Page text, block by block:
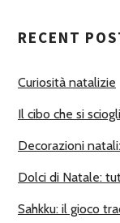
O
I
RECENT
Curiosità natalizie
Il cibo che si
Decorazioni
Dolci di Natale:
Sahkku: il gioco